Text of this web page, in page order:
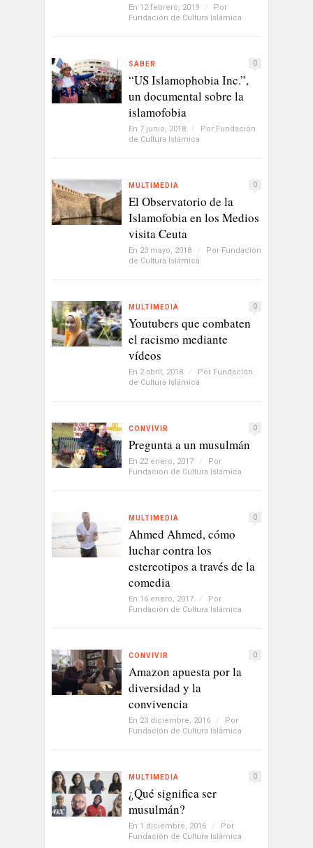
En 12 febrero, 2019 /
Por
Fundación de Cultura Islámica
SABER 0
“US Islamophobia Inc.”,
un documental sobre la
islamofobia
En 7 junio, 2018 / Por Fundación
de Cultura Islámica
MULTIMEDIA 0
El Observatorio de la
Islamofobia en los Medios
visita Ceuta
En 23 mayo, 2018 / Por Fundación
de Cultura Islámica
MULTIMEDIA 0
Youtubers que combaten
el racismo mediante
vídeos
En 2 abril, 2018 / Por Fundación
de Cultura Islámica
CONVIVIR 0
Pregunta a un musulmán
En 22 enero, 2017 /
Por
Fundación de Cultura Islámica
MULTIMEDIA 0
Ahmed Ahmed, cómo
luchar contra los
estereotipos a través de la
comedia
En 16 enero, 2017 /
Por
Fundación de Cultura Islámica
CONVIVIR 0
Amazon apuesta por la
diversidad y la
convivencia
En 23 diciembre, 2016 /
Por
Fundación de Cultura Islámica
MULTIMEDIA 0
¿Qué significa ser
musulmán?
En 1 diciembre, 2016 /
Por
Fundación de Cultura Islámica